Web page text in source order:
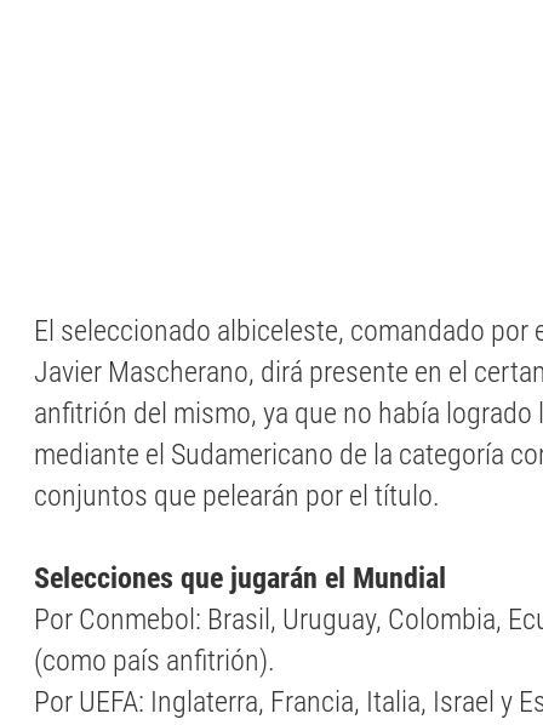
El seleccionado albiceleste, comandado por
Javier Mascherano, dirá presente en el
anfitrión del mismo, ya que no había
mediante el Sudamericano de la categoría
conjuntos que pelearán por el título.
Selecciones que jugarán el Mundial
Por Conmebol: Brasil, Uruguay, Colombia,
(como país anfitrión).
Por UEFA: Inglaterra, Francia, Italia, Israel y